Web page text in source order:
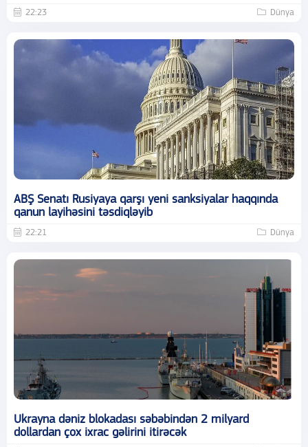
22:23 Dünya
ABŞ Senatı Rusiyaya qarşı yeni sanksiyalar haqqında
qanun layihəsini təsdiqləyib
22:21 Dünya
Ukrayna dəniz blokadası səbəbindən 2 milyard
dollardan çox ixrac gəlirini itirəcək